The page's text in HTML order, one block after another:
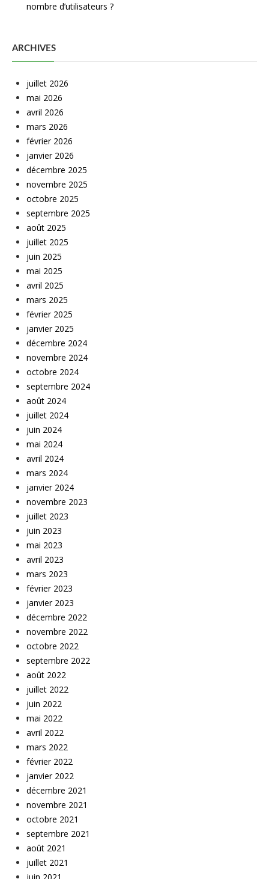
nombre d’utilisateurs ?
ARCHIVES
juillet 2026
mai 2026
avril 2026
mars 2026
février 2026
janvier 2026
décembre 2025
novembre 2025
octobre 2025
septembre 2025
août 2025
juillet 2025
juin 2025
mai 2025
avril 2025
mars 2025
février 2025
janvier 2025
décembre 2024
novembre 2024
octobre 2024
septembre 2024
août 2024
juillet 2024
juin 2024
mai 2024
avril 2024
mars 2024
janvier 2024
novembre 2023
juillet 2023
juin 2023
mai 2023
avril 2023
mars 2023
février 2023
janvier 2023
décembre 2022
novembre 2022
octobre 2022
septembre 2022
août 2022
juillet 2022
juin 2022
mai 2022
avril 2022
mars 2022
février 2022
janvier 2022
décembre 2021
novembre 2021
octobre 2021
septembre 2021
août 2021
juillet 2021